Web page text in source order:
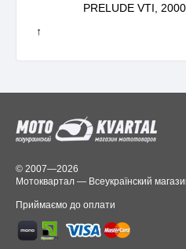
PRELUDE VTI,
↑
© 2007—2026
Мотоквартал — Всеукраїнский
Приймаємо до оплати